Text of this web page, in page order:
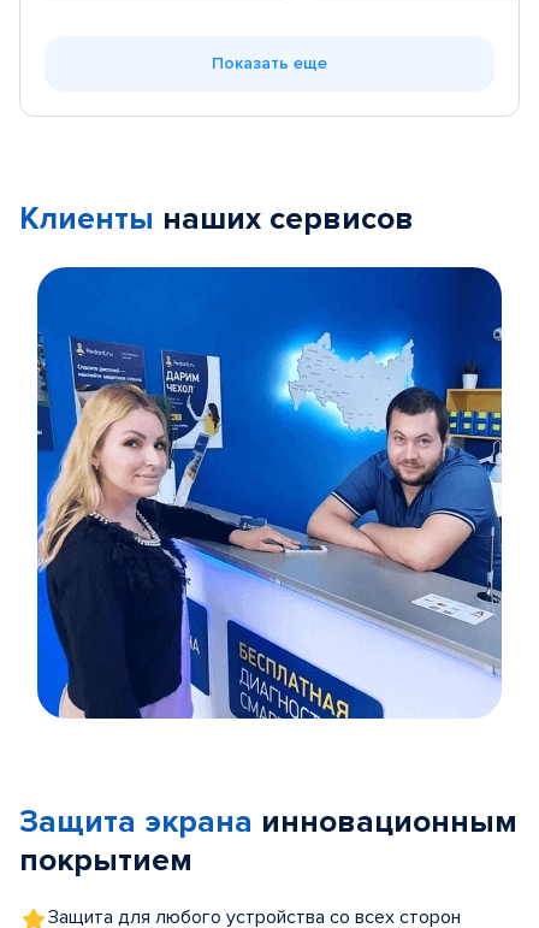
Показать еще
Клиенты наших сервисов
5
Защита экрана инновационным
покрытием
Защита для любого устройства со всех сторон